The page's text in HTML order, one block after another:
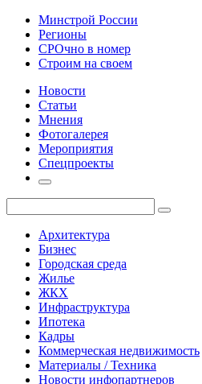
Минстрой России
Регионы
СРОчно в номер
Строим на своем
Новости
Статьи
Мнения
Фотогалерея
Мероприятия
Спецпроекты
Архитектура
Бизнес
Городская среда
Жилье
ЖКХ
Инфраструктура
Ипотека
Кадры
Коммерческая недвижимость
Материалы / Техника
Новости инфопартнеров